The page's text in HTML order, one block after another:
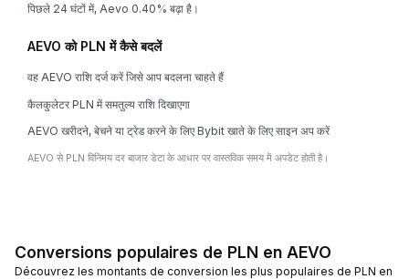
पिछले 24 घंटों में, Aevo 0.40% बढ़ा है।
AEVO को PLN में कैसे बदलें
वह AEVO राशि दर्ज करें जिसे आप बदलना चाहते हैं
कैलकुलेटर PLN में समतुल्य राशि दिखाएगा
AEVO खरीदने, बेचने या ट्रेड करने के लिए Bybit खाते के लिए साइन अप करें
AEVO से PLN विनिमय दर बाजार डेटा के आधार पर वास्तविक समय में अपडेट होती है।
Conversions populaires de PLN en AEVO
Découvrez les montants de conversion les plus populaires de PLN en